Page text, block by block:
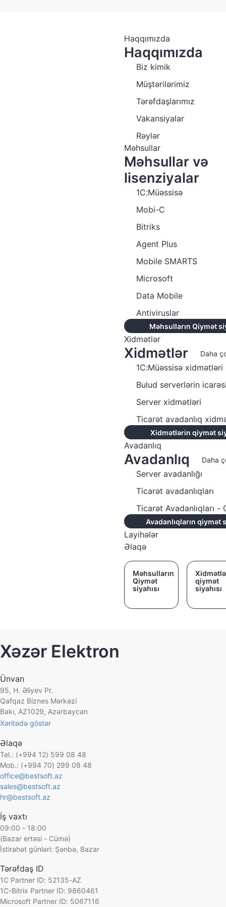
Haqqımızda
Haqqımızda
Biz kimik
Müştərilərimiz
Tərəfdaşlarımız
Vakansiyalar
Rəylər
Məhsullar
Məhsullar və
lisenziyalar
1C:Müəssisə
Mobi-C
Bitriks
Agent Plus
Mobile SMARTS
Microsoft
Data Mobile
Antiviruslar
Məhsulların Qiymət
Xidmətlər
Xidmətlər Daha
1C:Müəssisə xidmətləri
Bulud serverlərin
Server xidmətləri
Ticarət avadanlıq
Xidmətlərin qiymət
Avadanlıq
Avadanlıq Daha
Server avadanlığı
Ticarət avadanlıqları
Ticarət Avadanlıqları -
Avadanlıqların qiymət
Layihələr
Əlaqə
Məhsulların
Qiymət
siyahısı
qiymət
siyahısı
Xəzər Elektron
Ünvan
95, H. Əliyev Pr.
Qafqaz Biznes Mərkəzi
Bakı, AZ1029, Azərbaycan
Xəritədə göstər
Əlaqə
Tel.: (+994 12) 599 08 48
Mob.: (+994 70) 299 08 48
office@bestsoft.az
sales@bestsoft.az
hr@bestsoft.az
İş vaxtı
09:00 - 18:00
(Bazar ertəsi - Cümə)
İstirahət günləri: Şənbə, Bazar
Tərəfdaş ID
1C Partner ID: 52135-AZ
1C-Bitrix Partner ID: 9860461
Microsoft Partner ID: 5067116